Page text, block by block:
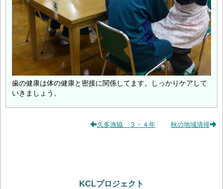
歯の健康は体の健康と密接に関係してます。しっかりケアして
いきましょう。
久多漁協 ３・４年 秋の地域清掃
KCLプロジェクト